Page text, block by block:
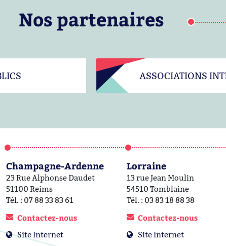
Nos partenaires
ASSOCIATIONS
Champagne-Ardenne
23 Rue Alphonse Daudet
51100 Reims
Tél. : 07 88 33 83 61
Contactez-nous
Site Internet
Lorraine
13 rue Jean Moulin
54510 Tomblaine
Tél. : 03 83 18 88 38
Contactez-nous
Site Internet